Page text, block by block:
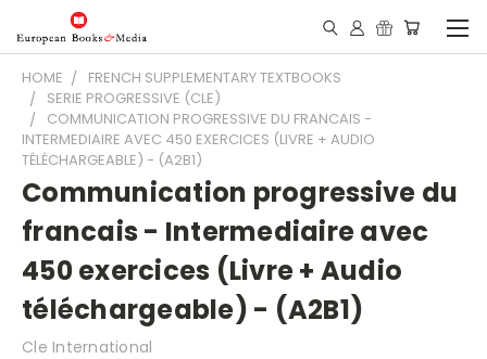
HOME
FRENCH SUPPLEMENTARY TEXTBOOKS
SERIE PROGRESSIVE (CLE)
COMMUNICATION PROGRESSIVE DU FRANCAIS -
INTERMEDIAIRE AVEC 450 EXERCICES (LIVRE + AUDIO
TÉLÉCHARGEABLE) - (A2B1)
Communication progressive du
francais - Intermediaire avec
450 exercices (Livre + Audio
téléchargeable) - (A2B1)
Cle International